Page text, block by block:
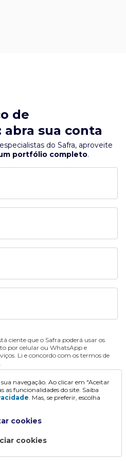
de
sua conta
do Safra, aproveite
portfólio completo.
ciente que o Safra poderá usar os
por celular ou WhatsApp e
Li e concordo com os termos de
.
navegação. Ao clicar em "Aceitar
as funcionalidades do site. Saiba
. Mas, se preferir, escolha
cookies
cookies